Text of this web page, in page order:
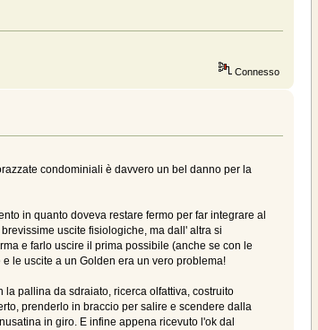
Connesso
condominiali è davvero un bel danno per la
in quanto doveva restare fermo per far integrare al
uscite fisiologiche, ma dall' altra si
e farlo uscire il prima possibile (anche se con le
le uscite a un Golden era un vero problema!
pallina da sdraiato, ricerca olfattiva, costruito
prenderlo in braccio per salire e scendere dalla
in giro. E infine appena ricevuto l'ok dal